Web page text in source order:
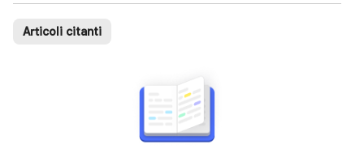
Articoli citanti